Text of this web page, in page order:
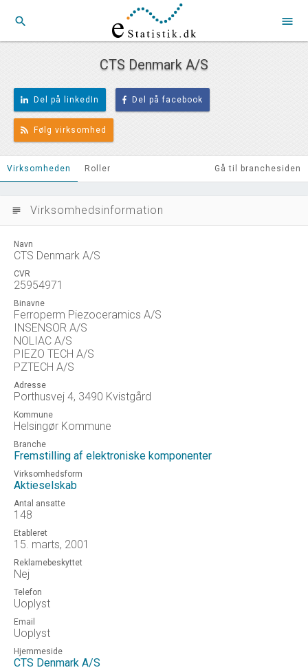
search menu
CTS Denmark A/S
Del på linkedIn Del på facebook
Følg virksomhed
Virksomheden Roller Gå til branchesiden
subject Virksomhedsinformation
Navn
CTS Denmark A/S
CVR
25954971
Binavne
Ferroperm Piezoceramics A/S
INSENSOR A/S
NOLIAC A/S
PIEZO TECH A/S
PZTECH A/S
Adresse
Porthusvej 4, 3490 Kvistgård
Kommune
Helsingør Kommune
Branche
Fremstilling af elektroniske komponenter
Virksomhedsform
Aktieselskab
Antal ansatte
148
Etableret
15. marts, 2001
Reklamebeskyttet
Nej
Telefon
Uoplyst
Email
Uoplyst
Hjemmeside
CTS Denmark A/S